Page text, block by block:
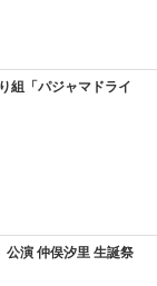
組「パジャマドライ
公演 仲俣汐里 生誕祭